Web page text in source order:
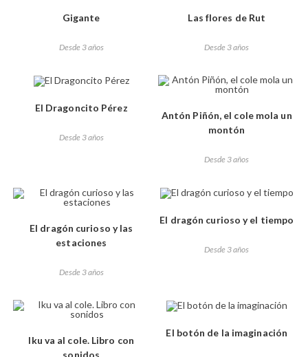
Gigante
Desde 3 años
Las flores de Rut
Desde 3 años
El Dragoncito Pérez
Desde 3 años
Antón Piñón, el cole mola un
montón
Desde 3 años
El dragón curioso y las
estaciones
Desde 3 años
El dragón curioso y el tiempo
Desde 3 años
Iku va al cole. Libro con
El botón de la imaginación